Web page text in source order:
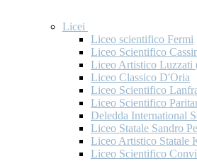
Licei
Liceo scientifico Fermi
Liceo Scientifico
Liceo Artistico Luzzati
Liceo Classico D'Oria
Liceo Scientifico
Liceo Scientifico
Deledda International
Liceo Statale Sandro
Liceo Artistico Statale
Liceo Scientifico